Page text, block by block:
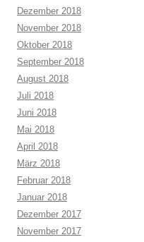
Dezember 2018
November 2018
Oktober 2018
September 2018
August 2018
Juli 2018
Juni 2018
Mai 2018
April 2018
März 2018
Februar 2018
Januar 2018
Dezember 2017
November 2017